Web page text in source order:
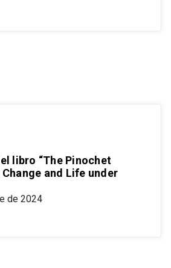
libro “The Pinochet
and Life under
de 2024